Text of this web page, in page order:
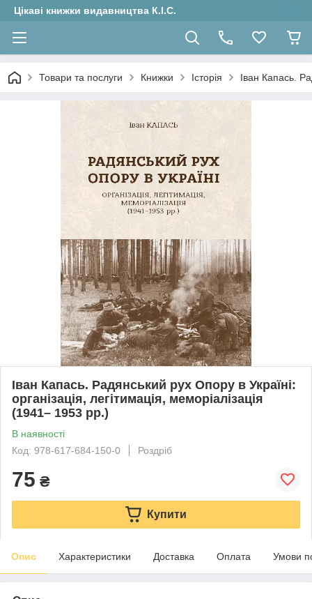
Цікаві книжки видавництва К.І.С.
Товари та послуги Книжки Історія Іван Капась.
Іван Капась. Радянський рух Опору в Україні:
організація, легітимація, меморіалізація
(1941– 1953 рр.)
В наявності
Код: 978-617-684-150-0
Роздріб
75 ₴
Купити
Опис Характеристики Доставка Оплата Умови